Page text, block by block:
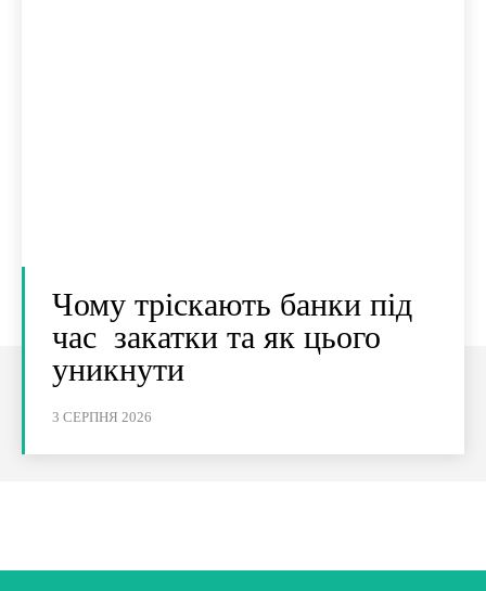
Чому тріскають банки під
час закатки та як цього
уникнути
3 СЕРПНЯ 2026